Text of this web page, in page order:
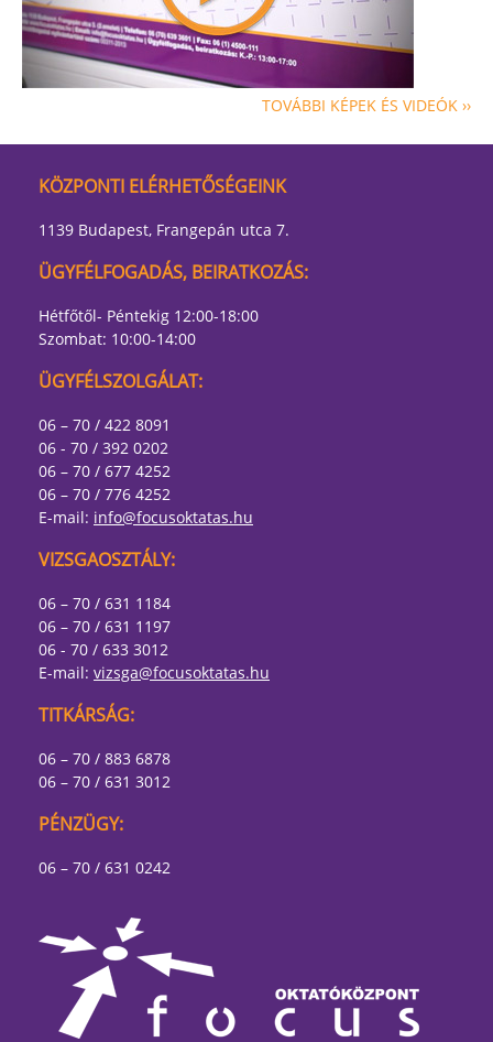
TOVÁBBI KÉPEK ÉS VIDEÓK ››
KÖZPONTI ELÉRHETŐSÉGEINK
1139 Budapest, Frangepán utca 7.
ÜGYFÉLFOGADÁS, BEIRATKOZÁS:
Hétfőtől- Péntekig 12:00-18:00
Szombat: 10:00-14:00
ÜGYFÉLSZOLGÁLAT:
06 – 70 / 422 8091
06 - 70 / 392 0202
06 – 70 / 677 4252
06 – 70 / 776 4252
E-mail: info@focusoktatas.hu
VIZSGAOSZTÁLY:
06 – 70 / 631 1184
06 – 70 / 631 1197
06 - 70 / 633 3012
E-mail: vizsga@focusoktatas.hu
TITKÁRSÁG:
06 – 70 / 883 6878
06 – 70 / 631 3012
PÉNZÜGY:
06 – 70 / 631 0242